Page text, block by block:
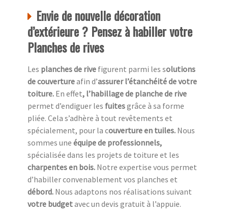
Envie de nouvelle décoration
d’extérieure ? Pensez à habiller votre
Planches de rives
Les planches de rive figurent parmi les solutions
de couvertureafin d’assurer l’étanchéité de votre
toiture. En effet, l’habillage de planche de rive
permet d’endiguer les fuitesgrâce à sa forme
pliée. Cela s’adhère à tout revêtements et
spécialement, pour la couverture en tuiles. Nous
sommes une équipe de professionnels,
spécialisée dans les projets de toiture et les
charpentes en bois. Notre expertise vous permet
d’habiller convenablement vos planches et
débord. Nous adaptons nos réalisations suivant
votre budgetavec un devis gratuit à l’appuie.